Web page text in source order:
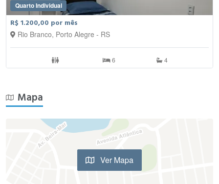
Quarto Individual
R$ 1.200,00 por mês
Rio Branco, Porto Alegre - RS
6 4
Mapa
Ver Mapa